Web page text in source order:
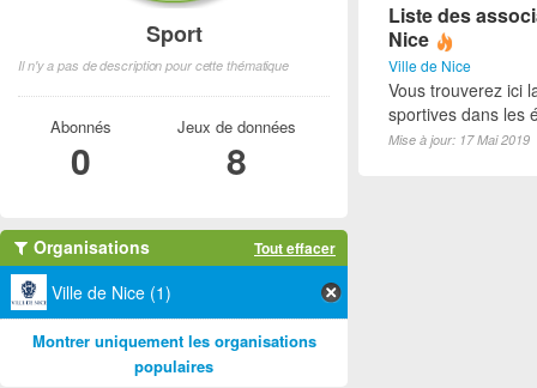
Liste des
Nice
Ville de Nice
Vous trouverez ici
sportives dans les
Mise à jour: 17 Mai 2019
Sport
Il n'y a pas de description pour cette thématique
Abonnés
0
Jeux de données
8
Organisations Tout effacer
Ville de Nice (1)
Montrer uniquement les organisations
populaires